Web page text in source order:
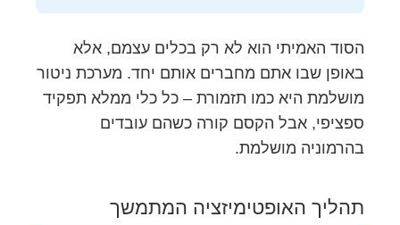
הסוד האמיתי הוא לא רק בכלים עצמם, אלא
באופן שבו אתם מחברים אותם יחד. מערכת ניטור
מושלמת היא כמו תזמורת – כל כלי ממלא תפקיד
ספציפי, אבל הקסם קורה כשהם עובדים
בהרמוניה מושלמת.
תהליך האופטימיזציה המתמשך